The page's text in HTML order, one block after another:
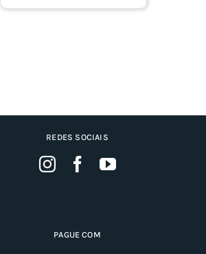
REDES SOCIAIS
PAGUE COM